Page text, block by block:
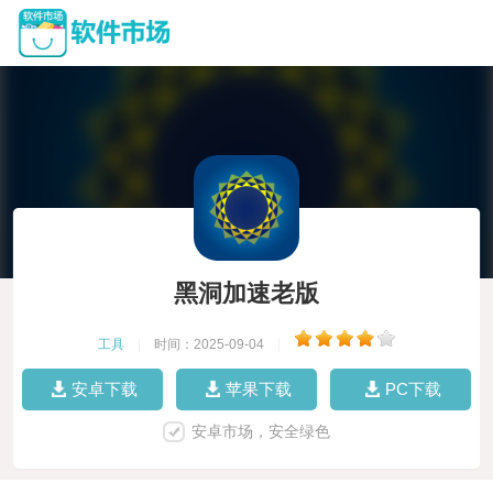
黑洞加速老版
工具 时间：2025-09-04
安卓下载 苹果下载 PC下载
安卓市场，安全绿色